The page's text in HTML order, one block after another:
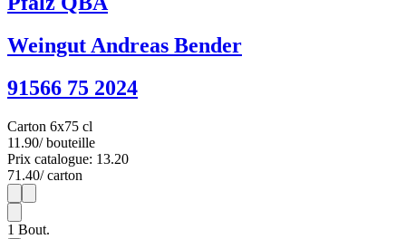
Weingut Andreas Bender
91566 75 2024
Carton 6x75 cl
11.90/ bouteille
Prix catalogue: 13.20
71.40/ carton
1
1 Bout.